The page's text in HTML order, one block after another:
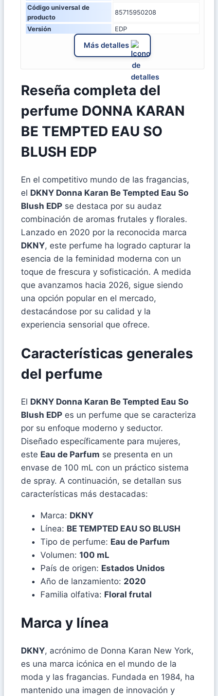
Código universal de
producto
85715950208
Versión EDP
Más detalles
Reseña completa del
perfume DONNA KARAN
BE TEMPTED EAU SO
BLUSH EDP
En el competitivo mundo de las fragancias,
el DKNY Donna Karan Be Tempted Eau So
Blush EDP se destaca por su audaz
combinación de aromas frutales y florales.
Lanzado en 2020 por la reconocida marca
DKNY, este perfume ha logrado capturar la
esencia de la feminidad moderna con un
toque de frescura y sofisticación. A medida
que avanzamos hacia 2026, sigue siendo
una opción popular en el mercado,
destacándose por su calidad y la
experiencia sensorial que ofrece.
Características generales
del perfume
El DKNY Donna Karan Be Tempted Eau So
Blush EDP es un perfume que se caracteriza
por su enfoque moderno y seductor.
Diseñado específicamente para mujeres,
este Eau de Parfum se presenta en un
envase de 100 mL con un práctico sistema
de spray. A continuación, se detallan sus
características más destacadas:
Marca: DKNY
Línea: BE TEMPTED EAU SO BLUSH
Tipo de perfume: Eau de Parfum
Volumen: 100 mL
País de origen: Estados Unidos
Año de lanzamiento: 2020
Familia olfativa: Floral frutal
Marca y línea
DKNY, acrónimo de Donna Karan New York,
es una marca icónica en el mundo de la
moda y las fragancias. Fundada en 1984, ha
mantenido una imagen de innovación y